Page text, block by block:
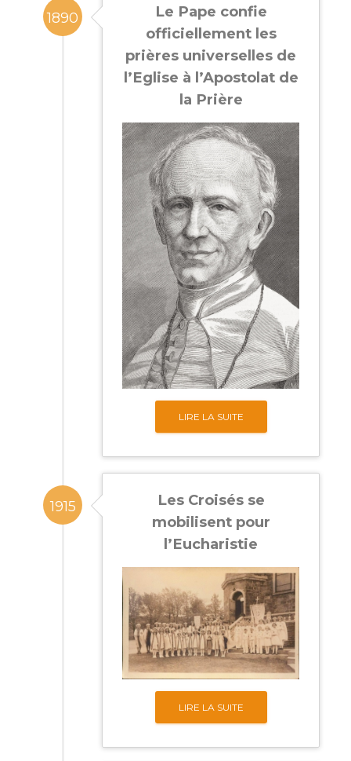
1890
Le Pape confie
officiellement les
prières universelles de
l’Eglise à l’Apostolat de
la Prière
LIRE LA SUITE
1915
Les Croisés se
mobilisent pour
l’Eucharistie
LIRE LA SUITE